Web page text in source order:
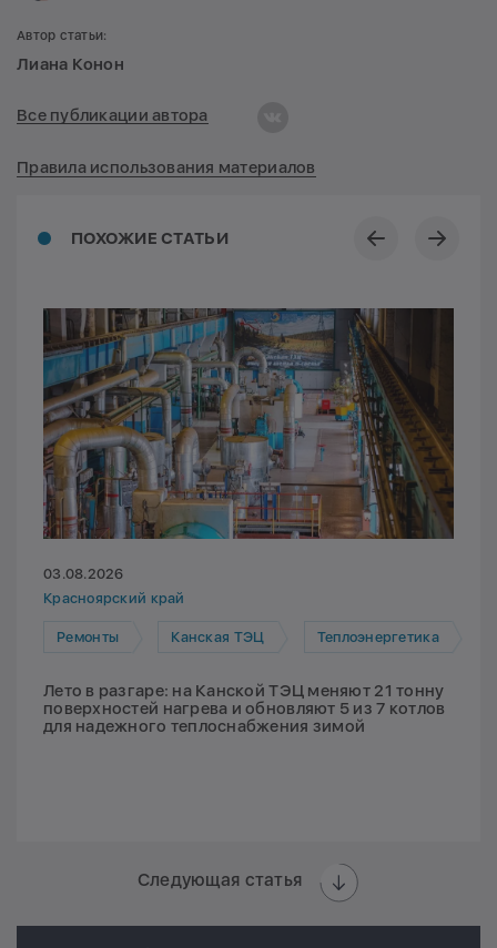
ПОХОЖИЕ СТАТЬИ
03.08.2026
Красноярский край
Ремонты Канская ТЭЦ Теплоэнергетика
Лето в разгаре: на Канской ТЭЦ меняют 21 тонну
поверхностей нагрева и обновляют 5 из 7 котлов
для надежного теплоснабжения зимой
Следующая статья
Автор статьи:
Лиана Конон
Все публикации автора
Правила использования материалов